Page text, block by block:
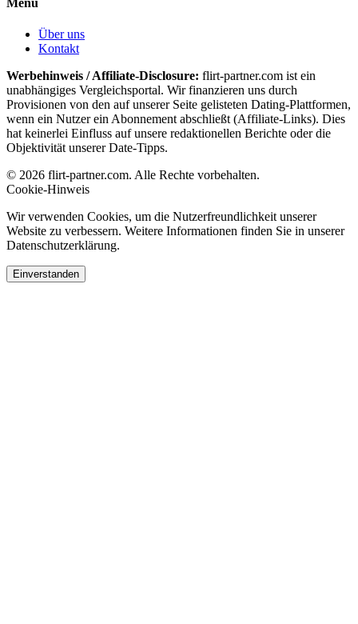
Menü
Über uns
Kontakt
Werbehinweis / Affiliate-Disclosure: flirt-partner.com ist ein
unabhängiges Vergleichsportal. Wir finanzieren uns durch
Provisionen von den auf unserer Seite gelisteten Dating-Plattformen,
wenn ein Nutzer ein Abonnement abschließt (Affiliate-Links). Dies
hat keinerlei Einfluss auf unsere redaktionellen Berichte oder die
Objektivität unserer Date-Tipps.
© 2026 flirt-partner.com. Alle Rechte vorbehalten.
Cookie-Hinweis
Wir verwenden Cookies, um die Nutzerfreundlichkeit unserer
Website zu verbessern. Weitere Informationen finden Sie in unserer
Datenschutzerklärung.
Einverstanden